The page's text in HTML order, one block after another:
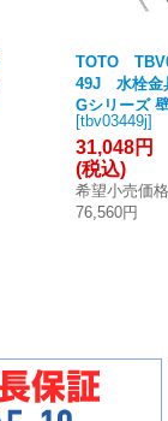
TOTO
49J 水栓金
Gシリーズ
サーモスタッ
混合水栓 (コ
ォートウエー
クリック め
スパウト
[tbv03449j]
31,048円
(税込)
希望小売価格
76,560円